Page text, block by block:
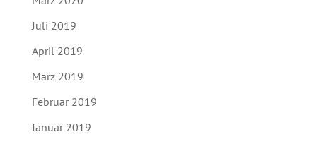
Juli 2019
April 2019
März 2019
Februar 2019
Januar 2019